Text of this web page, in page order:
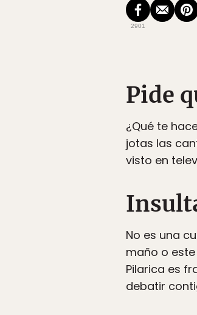
2901
Pide
¿Qué te
jotas las
visto en
No es una
maño o
Pilarica es
debatir